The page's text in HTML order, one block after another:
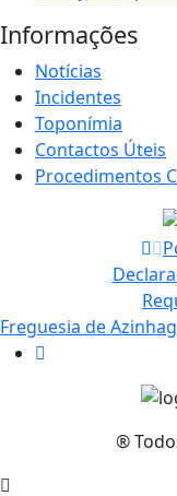
Informações
Notícias
Incidentes
Toponímia
Contactos Úteis
Procedimentos
Freguesia de
®